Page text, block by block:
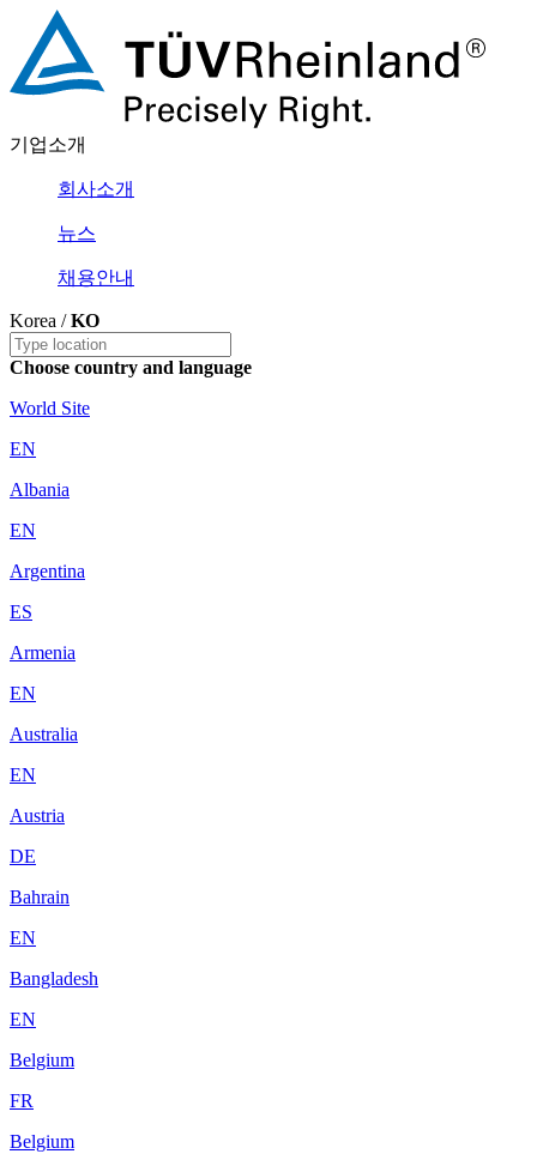
기업소개
회사소개
뉴스
채용안내
Korea /KO
Choose country and language
World Site
EN
Albania
EN
Argentina
ES
Armenia
EN
Australia
EN
Austria
DE
Bahrain
EN
Bangladesh
EN
Belgium
FR
Belgium